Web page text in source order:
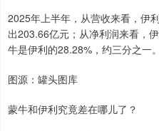
2025年上半年，从营收来看，伊
出203.66亿元；从净利润来看，
牛是伊利的28.28%，约三分之一。
图源：罐头图库
蒙牛和伊利究竟差在哪儿了？